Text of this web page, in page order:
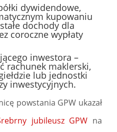
dywidendowe,
kupowaniu
dochody dla
coroczne wypłaty
inwestora –
rachunek maklerski,
lub jednostki
inwestycyjnych.
powstania GPW ukazał
jubileusz GPW na